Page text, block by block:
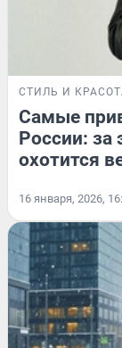
СТИЛЬ И
Самые
России: за
охотится
16 января, 2026,